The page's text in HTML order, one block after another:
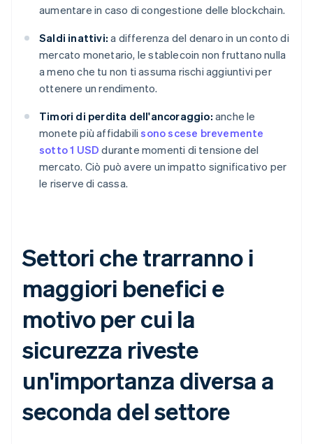
aumentare in caso di congestione delle blockchain.
Saldi inattivi: a differenza del denaro in un conto di
mercato monetario, le stablecoin non fruttano nulla
a meno che tu non ti assuma rischi aggiuntivi per
ottenere un rendimento.
Timori di perdita dell'ancoraggio: anche le
monete più affidabilisono scese brevemente
sotto 1 USD durante momenti di tensione del
mercato. Ciò può avere un impatto significativo per
le riserve di cassa.
Settori che trarranno i
maggiori benefici e
motivo per cui la
sicurezza riveste
un'importanza diversa a
seconda del settore